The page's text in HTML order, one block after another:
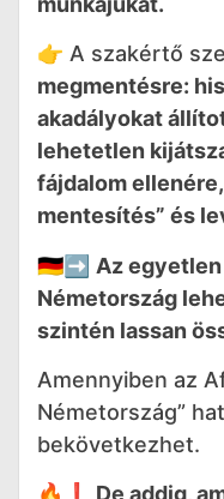
👉 A szakértő
megmentésre:
akadályokat
lehetetlen
fájdalom
mentesítés” és
🇩🇪➡️ Az
Németország
szintén lassan
Amennyiben az
Németország”
bekövetkezhet.
🔥❗️ De addig,